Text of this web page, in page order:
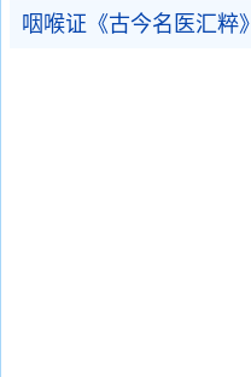
咽喉证《古今名医汇粹》